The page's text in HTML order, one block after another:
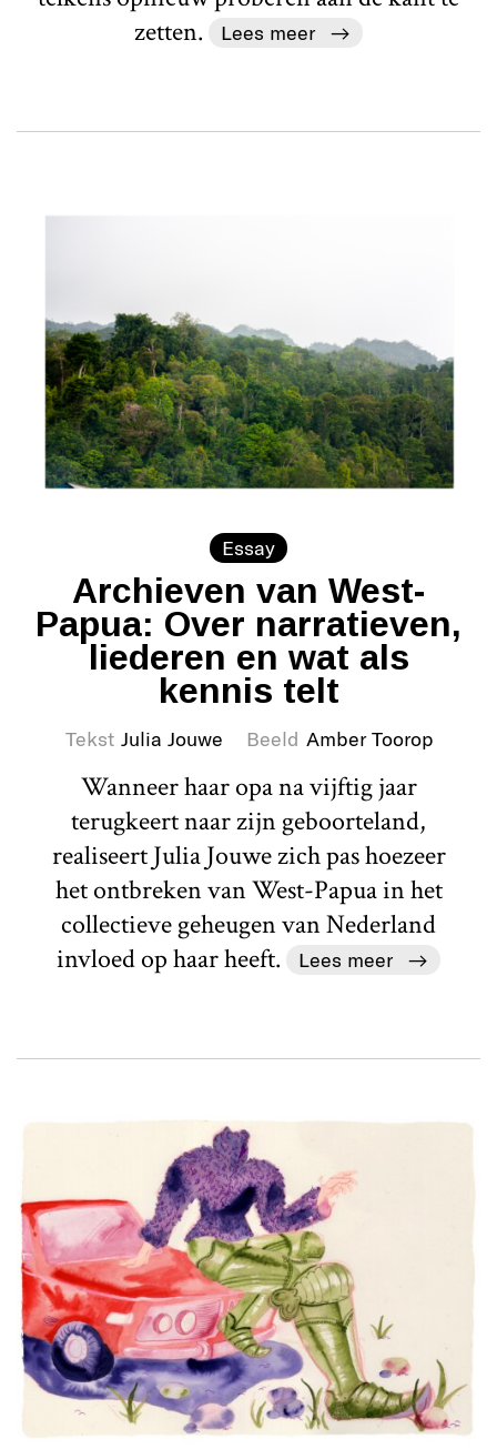
zetten.
Lees meer
Essay
Archieven van West-
Papua: Over narratieven,
liederen en wat als
kennis telt
Tekst Julia Jouwe Beeld Amber Toorop
Wanneer haar opa na vijftig jaar
terugkeert naar zijn geboorteland,
realiseert Julia Jouwe zich pas hoezeer
het ontbreken van West-Papua in het
collectieve geheugen van Nederland
invloed op haar heeft.
Lees meer